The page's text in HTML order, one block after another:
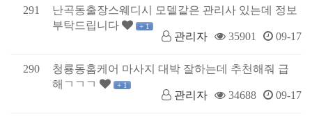
291
난곡동출장스웨디시 모델같은 관리사 있는데 정보
부탁드립니다
+ 1
관리자 35901 09-17
290
청룡동홈케어 마사지 대박 잘하는데 추천해줘 급
해ㄱㄱㄱ
+ 1
관리자 34688 09-17